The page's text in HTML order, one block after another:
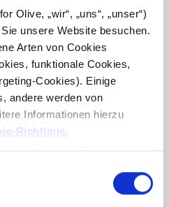
Olive, „wir“, „uns“, „unser“)
unsere Website besuchen.
Arten von Cookies
funktionale Cookies,
Cookies). Einige
andere werden von
Informationen hierzu
Richtlinie.
von Cookies zustimmen, die
dass Cookies gesetzt werden
Verantwortlicher Ihre
hergestellt aus
gewonnen werden,
herangewachsen sind und
Eigenschaften
über in Kleidungsstücken
bis zu 30 % ihres Gewichts
fühlt sich dennoch trocken
sich besonders für den
hat Seide wie Wolle